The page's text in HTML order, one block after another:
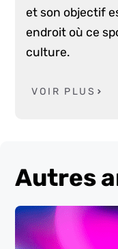
et son objectif
endroit où ce
culture.
VOIR PLUS
Autres